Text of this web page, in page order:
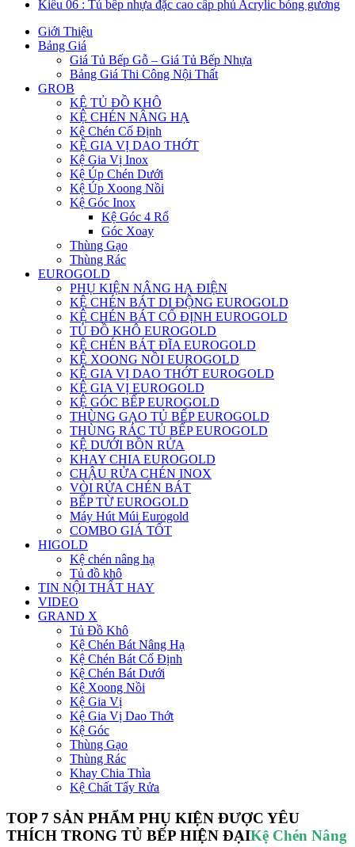
Kiểu 06 : Tủ bếp nhựa đặc cao cấp phủ Acrylic bóng gương
Giới Thiệu
Bảng Giá
Giá Tủ Bếp Gỗ – Giá Tủ Bếp Nhựa
Bảng Giá Thi Công Nội Thất
GROB
KỆ TỦ ĐỒ KHÔ
KỆ CHÉN NÂNG HẠ
Kệ Chén Cố Định
KỆ GIA VỊ DAO THỚT
Kệ Gia Vị Inox
Kệ Úp Chén Dưới
Kệ Úp Xoong Nồi
Kệ Góc Inox
Kệ Góc 4 Rổ
Góc Xoay
Thùng Gạo
Thùng Rác
EUROGOLD
PHỤ KIỆN NÂNG HẠ ĐIỆN
KỆ CHÉN BÁT DI ĐỘNG EUROGOLD
KỆ CHÉN BÁT CỐ ĐỊNH EUROGOLD
TỦ ĐỒ KHÔ EUROGOLD
KỆ CHÉN BÁT ĐĨA EUROGOLD
KỆ XOONG NỒI EUROGOLD
KỆ GIA VỊ DAO THỚT EUROGOLD
KỆ GIA VỊ EUROGOLD
KỆ GÓC BẾP EUROGOLD
THÙNG GẠO TỦ BẾP EUROGOLD
THÙNG RÁC TỦ BẾP EUROGOLD
KỆ DƯỚI BỒN RỬA
KHAY CHIA EUROGOLD
CHẬU RỬA CHÉN INOX
VÒI RỬA CHÉN BÁT
BẾP TỪ EUROGOLD
Máy Hút Múi Eurogold
COMBO GIÁ TỐT
HIGOLD
Kệ chén nâng hạ
Tủ đồ khô
TIN NỘI THẤT HAY
VIDEO
GRAND X
Tủ Đồ Khô
Kệ Chén Bát Nâng Hạ
Kệ Chén Bát Cố Định
Kệ Chén Bát Dưới
Kệ Xoong Nồi
Kệ Gia Vị
Kệ Gia Vị Dao Thớt
Kệ Góc
Thùng Gạo
Thùng Rác
Khay Chia Thìa
Kệ Chất Tẩy Rửa
TOP 7 SẢN PHẨM PHỤ KIỆN ĐƯỢC YÊU
THÍCH TRONG TỦ BẾP HIỆN ĐẠIKệ Chén Nâng